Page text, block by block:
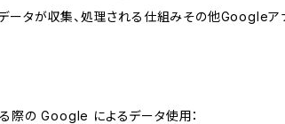
ータが収集、処理される仕組みその他Googleア
際の Google によるデータ使用：